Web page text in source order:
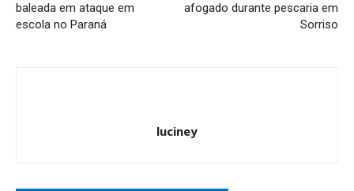
baleada em ataque em
escola no Paraná
afogado durante pescaria em
Sorriso
luciney